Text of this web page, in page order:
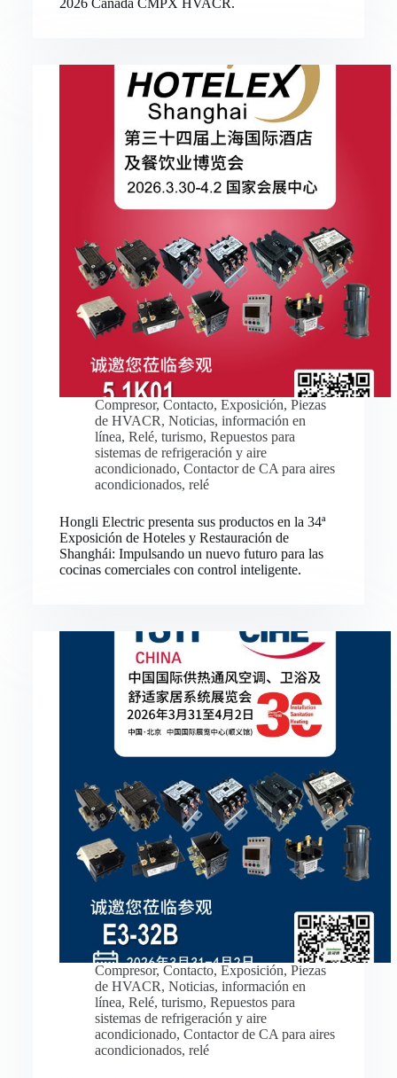
2026 Canada CMPX HVACR.
Compresor, Contacto, Exposición, Piezas
de HVACR, Noticias, información en
línea, Relé, turismo, Repuestos para
sistemas de refrigeración y aire
acondicionado, Contactor de CA para aires
acondicionados, relé
Hongli Electric presenta sus productos en la 34ª
Exposición de Hoteles y Restauración de
Shanghái: Impulsando un nuevo futuro para las
cocinas comerciales con control inteligente.
Compresor, Contacto, Exposición, Piezas
de HVACR, Noticias, información en
línea, Relé, turismo, Repuestos para
sistemas de refrigeración y aire
acondicionado, Contactor de CA para aires
acondicionados, relé